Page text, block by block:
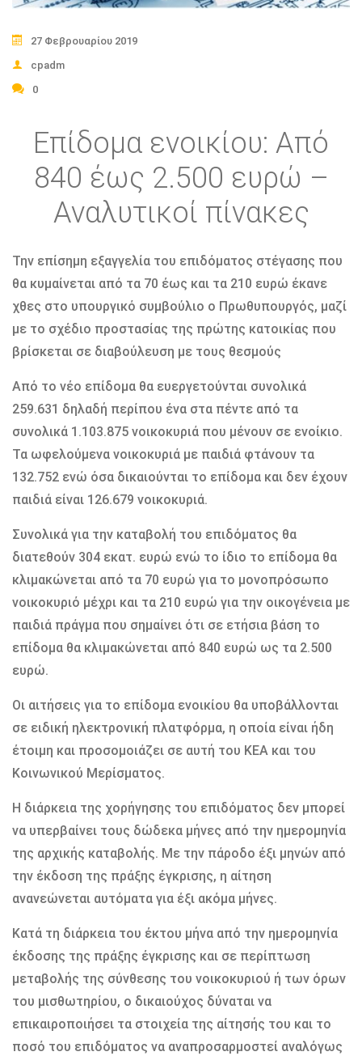
27 Φεβρουαρίου 2019
cpadm
0
Επίδομα ενοικίου: Από
840 έως 2.500 ευρώ –
Αναλυτικοί πίνακες
Την επίσημη εξαγγελία του επιδόματος στέγασης που
θα κυμαίνεται από τα 70 έως και τα 210 ευρώ έκανε
χθες στο υπουργικό συμβούλιο ο Πρωθυπουργός, μαζί
με το σχέδιο προστασίας της πρώτης κατοικίας που
βρίσκεται σε διαβούλευση με τους θεσμούς
Από το νέο επίδομα θα ευεργετούνται συνολικά
259.631 δηλαδή περίπου ένα στα πέντε από τα
συνολικά 1.103.875 νοικοκυριά που μένουν σε ενοίκιο.
Τα ωφελούμενα νοικοκυριά με παιδιά φτάνουν τα
132.752 ενώ όσα δικαιούνται το επίδομα και δεν έχουν
παιδιά είναι 126.679 νοικοκυριά.
Συνολικά για την καταβολή του επιδόματος θα
διατεθούν 304 εκατ. ευρώ ενώ το ίδιο το επίδομα θα
κλιμακώνεται από τα 70 ευρώ για το μονοπρόσωπο
νοικοκυριό μέχρι και τα 210 ευρώ για την οικογένεια με
παιδιά πράγμα που σημαίνει ότι σε ετήσια βάση το
επίδομα θα κλιμακώνεται από 840 ευρώ ως τα 2.500
ευρώ.
Οι αιτήσεις για το επίδομα ενοικίου θα υποβάλλονται
σε ειδική ηλεκτρονική πλατφόρμα, η οποία είναι ήδη
έτοιμη και προσομοιάζει σε αυτή του ΚΕΑ και του
Κοινωνικού Μερίσματος.
Η διάρκεια της χορήγησης του επιδόματος δεν μπορεί
να υπερβαίνει τους δώδεκα μήνες από την ημερομηνία
της αρχικής καταβολής. Με την πάροδο έξι μηνών από
την έκδοση της πράξης έγκρισης, η αίτηση
ανανεώνεται αυτόματα για έξι ακόμα μήνες.
Κατά τη διάρκεια του έκτου μήνα από την ημερομηνία
έκδοσης της πράξης έγκρισης και σε περίπτωση
μεταβολής της σύνθεσης του νοικοκυριού ή των όρων
του μισθωτηρίου, ο δικαιούχος δύναται να
επικαιροποιήσει τα στοιχεία της αίτησής του και το
ποσό του επιδόματος να αναπροσαρμοστεί αναλόγως